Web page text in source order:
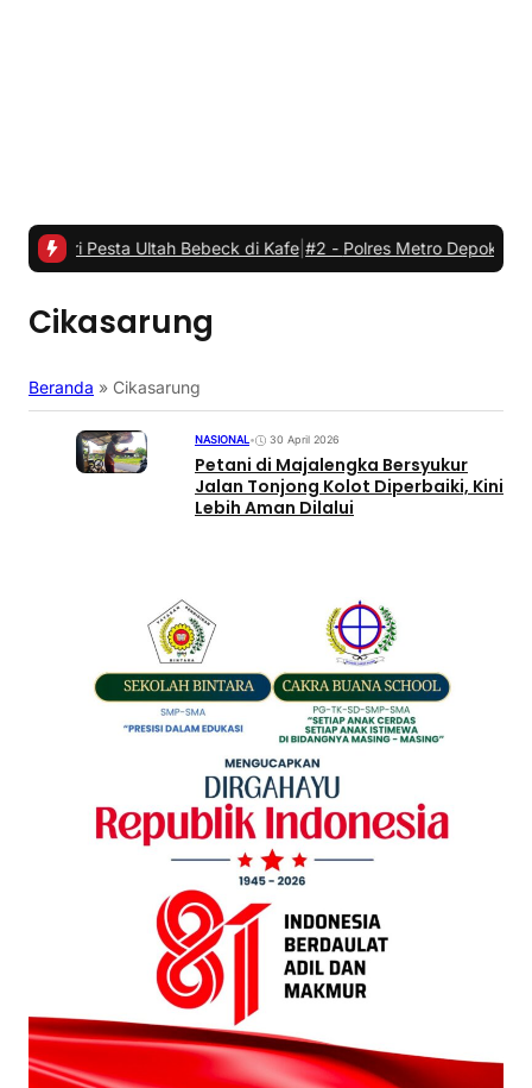
Ultah Bebeck di Kafe|#2 -Polres Metro Depok dan Margo
Cikasarung
Beranda » Cikasarung
NASIONAL• 30 April 2026
Petani di Majalengka Bersyukur
Jalan Tonjong Kolot Diperbaiki, Kini
Lebih Aman Dilalui